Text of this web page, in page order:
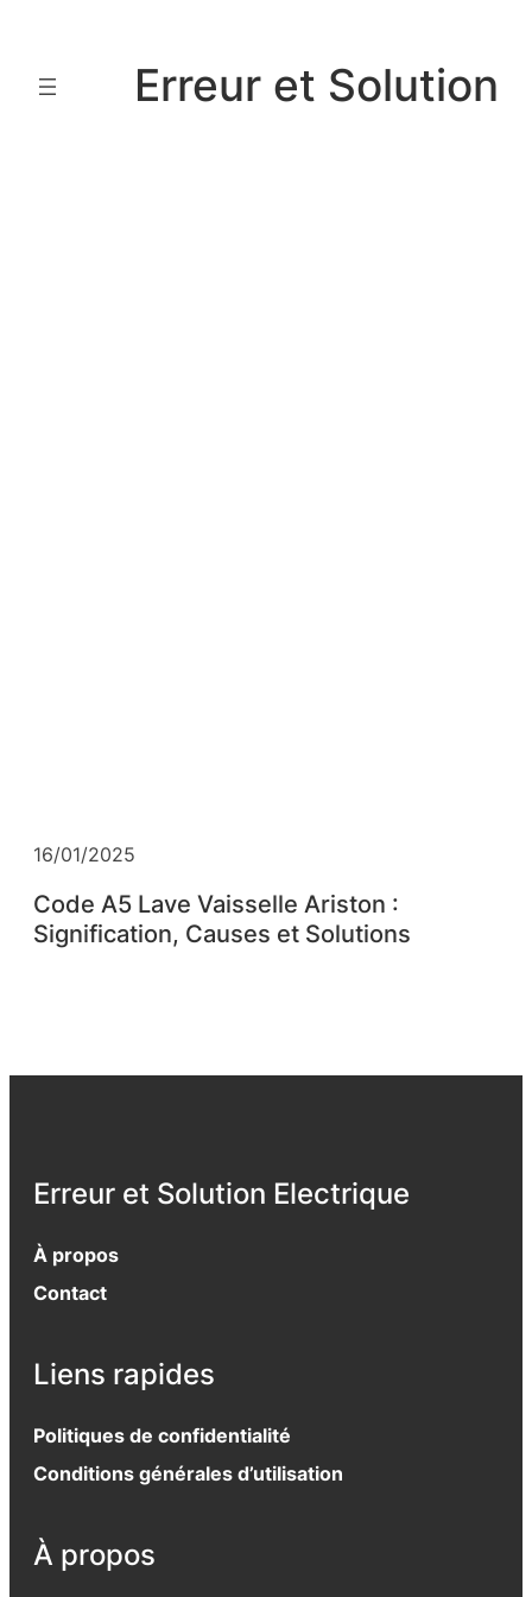
contenu
Erreur et Solution
16/01/2025
Code A5 Lave Vaisselle Ariston :
Signification, Causes et Solutions
Erreur et Solution Electrique
À propos
Contact
Liens rapides
Politiques de confidentialité
Conditions générales d’utilisation
À propos